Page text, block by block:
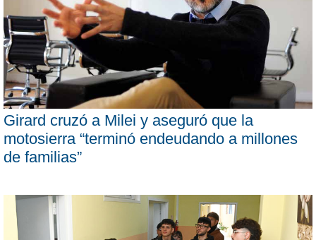
Girard cruzó a Milei y aseguró que la
motosierra “terminó endeudando a millones
de familias”